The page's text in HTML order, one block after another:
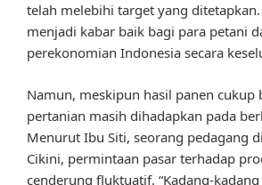
telah melebihi target yang
menjadi kabar baik bagi para petani
perekonomian Indonesia secara
Namun, meskipun hasil panen cukup
pertanian masih dihadapkan pada
Menurut Ibu Siti, seorang pedagang
Cikini, permintaan pasar terhadap
cenderung fluktuatif. “Kadang-